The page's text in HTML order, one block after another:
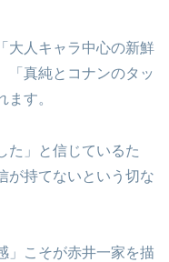
大人キャラ中心の新鮮
「真純とコナンのタッ
す。
た」と信じているた
が持てないという切な
」こそが赤井一家を描